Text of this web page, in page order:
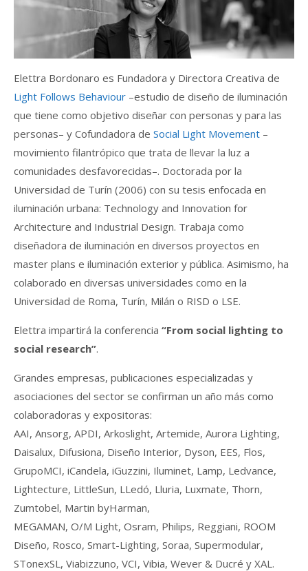
Elettra Bordonaro es Fundadora y Directora Creativa de
Light Follows Behaviour –estudio de diseño de iluminación
que tiene como objetivo diseñar con personas y para las
personas– y Cofundadora de Social Light Movement –
movimiento filantrópico que trata de llevar la luz a
comunidades desfavorecidas–. Doctorada por la
Universidad de Turín (2006) con su tesis enfocada en
iluminación urbana: Technology and Innovation for
Architecture and Industrial Design. Trabaja como
diseñadora de iluminación en diversos proyectos en
master plans e iluminación exterior y pública. Asimismo, ha
colaborado en diversas universidades como en la
Universidad de Roma, Turín, Milán o RISD o LSE.
Elettra impartirá la conferencia “From social lighting to
social research”.
Grandes empresas, publicaciones especializadas y
asociaciones del sector se confirman un año más como
colaboradoras y expositoras:
AAI, Ansorg, APDI, Arkoslight, Artemide, Aurora Lighting,
Daisalux, Difusiona, Diseño Interior, Dyson, EES, Flos,
GrupoMCI, iCandela, iGuzzini, Iluminet, Lamp, Ledvance,
Lightecture, LittleSun, LLedó, Lluria, Luxmate, Thorn,
Zumtobel, Martin byHarman,
MEGAMAN, O/M Light, Osram, Philips, Reggiani, ROOM
Diseño, Rosco, Smart-Lighting, Soraa, Supermodular,
STonexSL, Viabizzuno, VCI, Vibia, Wever & Ducré y XAL.